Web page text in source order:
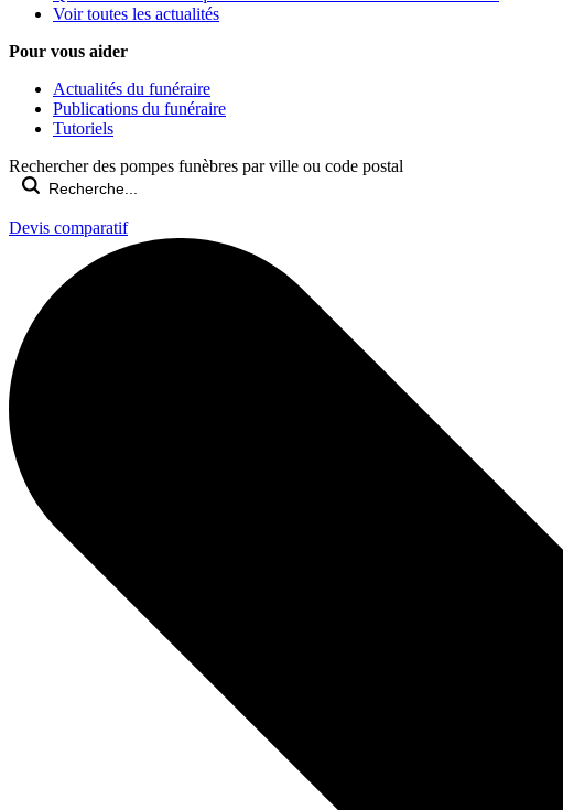
Voir toutes les actualités
Pour vous aider
Actualités du funéraire
Publications du funéraire
Tutoriels
Rechercher des pompes funèbres par ville ou code postal
Devis comparatif